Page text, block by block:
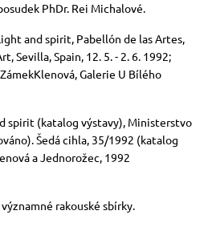
PhDr. Rei Michalové.
and spirit, Pabellón de las Artes,
Sevilla, Spain, 12. 5. - 2. 6. 1992;
Galerie U Bílého
spirit (katalog výstavy), Ministerstvo
Šedá cihla, 35/1992 (katalog
a Jednorožec, 1992
rakouské sbírky.